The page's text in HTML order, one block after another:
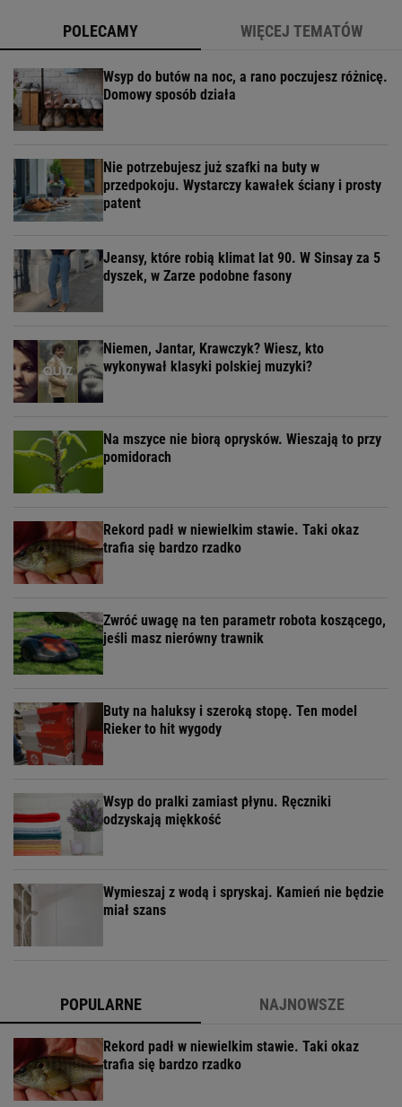
POLECAMY WIĘCEJ TEMATÓW
Wsyp do butów na noc, a rano poczujesz różnicę.
Domowy sposób działa
Nie potrzebujesz już szafki na buty w
przedpokoju. Wystarczy kawałek ściany i prosty
patent
Jeansy, które robią klimat lat 90. W Sinsay za 5
dyszek, w Zarze podobne fasony
Niemen, Jantar, Krawczyk? Wiesz, kto
wykonywał klasyki polskiej muzyki?
Na mszyce nie biorą oprysków. Wieszają to przy
pomidorach
Rekord padł w niewielkim stawie. Taki okaz
trafia się bardzo rzadko
Zwróć uwagę na ten parametr robota koszącego,
jeśli masz nierówny trawnik
Buty na haluksy i szeroką stopę. Ten model
Rieker to hit wygody
Wsyp do pralki zamiast płynu. Ręczniki
odzyskają miękkość
Wymieszaj z wodą i spryskaj. Kamień nie będzie
miał szans
POPULARNE NAJNOWSZE
Rekord padł w niewielkim stawie. Taki okaz
trafia się bardzo rzadko